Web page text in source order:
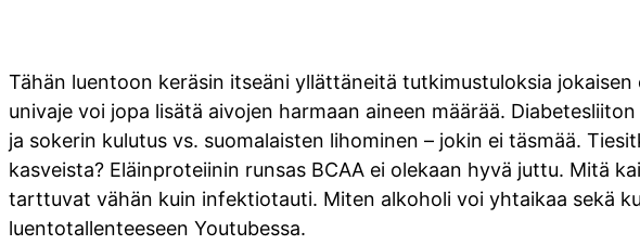
Tähän luentoon keräsin itseäni yllättäneitä tutkimustuloksia
univaje voi jopa lisätä aivojen harmaan aineen määrää. Diabetesliiton
ja sokerin kulutus vs. suomalaisten lihominen – jokin ei täsmää.
kasveista? Eläinproteiinin runsas BCAA ei olekaan hyvä juttu. Mitä
tarttuvat vähän kuin infektiotauti. Miten alkoholi voi yhtaikaa sekä
luentotallenteeseen Youtubessa.